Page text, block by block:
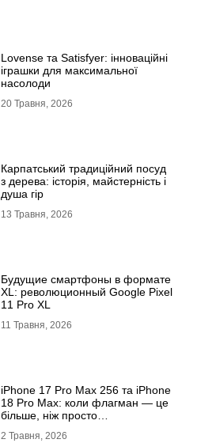
Lovense та Satisfyer: інноваційні
іграшки для максимальної
насолоди
20 Травня, 2026
Карпатський традиційний посуд
з дерева: історія, майстерність і
душа гір
13 Травня, 2026
Будущие смартфоны в формате
XL: революционный Google Pixel
11 Pro XL
11 Травня, 2026
iРhone 17 Рro Мax 256 та iРhone
18 Рro Мax: коли флагман — це
більше, ніж просто
2 Травня, 2026